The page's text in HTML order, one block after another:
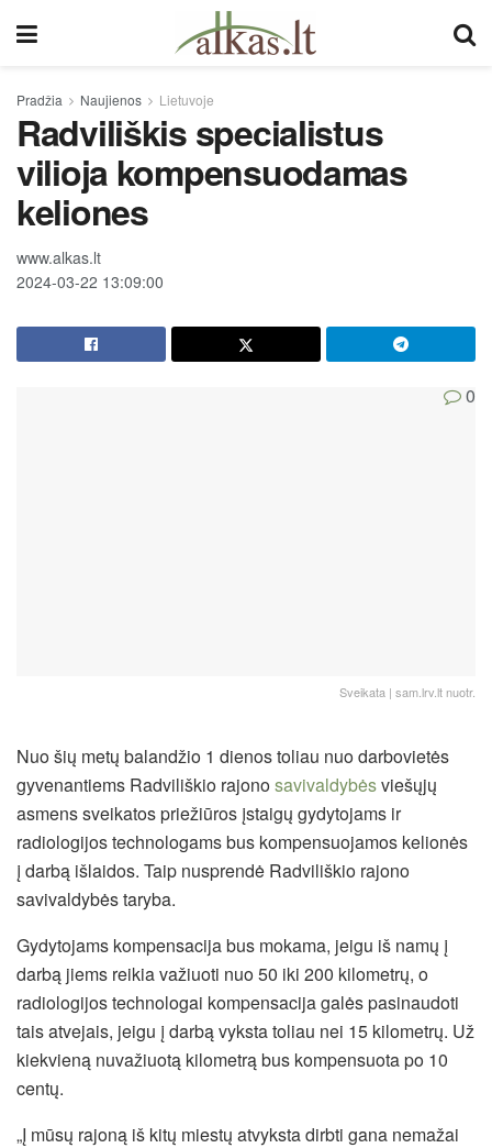
Pradžia Naujienos Lietuvoje
Radviliškis specialistus
vilioja kompensuodamas
keliones
www.alkas.lt
2024-03-22 13:09:00
0
Sveikata | sam.lrv.lt nuotr.
Nuo šių metų balandžio 1 dienos toliau nuo darbovietės
gyvenantiems Radviliškio rajonosavivaldybėsviešųjų
asmens sveikatos priežiūros įstaigų gydytojams ir
radiologijos technologams bus kompensuojamos kelionės
į darbą išlaidos. Taip nusprendė Radviliškio rajono
savivaldybės taryba.
Gydytojams kompensacija bus mokama, jeigu iš namų į
darbą jiems reikia važiuoti nuo 50 iki 200 kilometrų, o
radiologijos technologai kompensacija galės pasinaudoti
tais atvejais, jeigu į darbą vyksta toliau nei 15 kilometrų. Už
kiekvieną nuvažiuotą kilometrą bus kompensuota po 10
centų.
„Į mūsų rajoną iš kitų miestų atvyksta dirbti gana nemažai